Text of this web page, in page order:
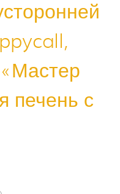
печень с